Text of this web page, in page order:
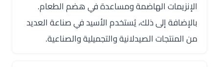
الإنزيمات الهاضمة ومساعدة في هضم الطعام.
بالإضافة إلى ذلك، يُستخدم الأسيد في صناعة العديد
من المنتجات الصيدلانية والتجميلية والصناعية.